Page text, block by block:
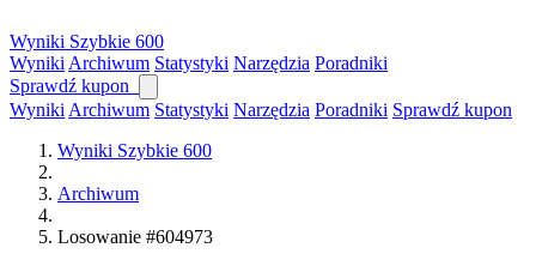
Wyniki Szybkie 600
Wyniki Archiwum Statystyki Narzędzia Poradniki
Sprawdź kupon
Wyniki Archiwum Statystyki Narzędzia Poradniki Sprawdź kupon
Wyniki Szybkie 600
Archiwum
Losowanie #604973